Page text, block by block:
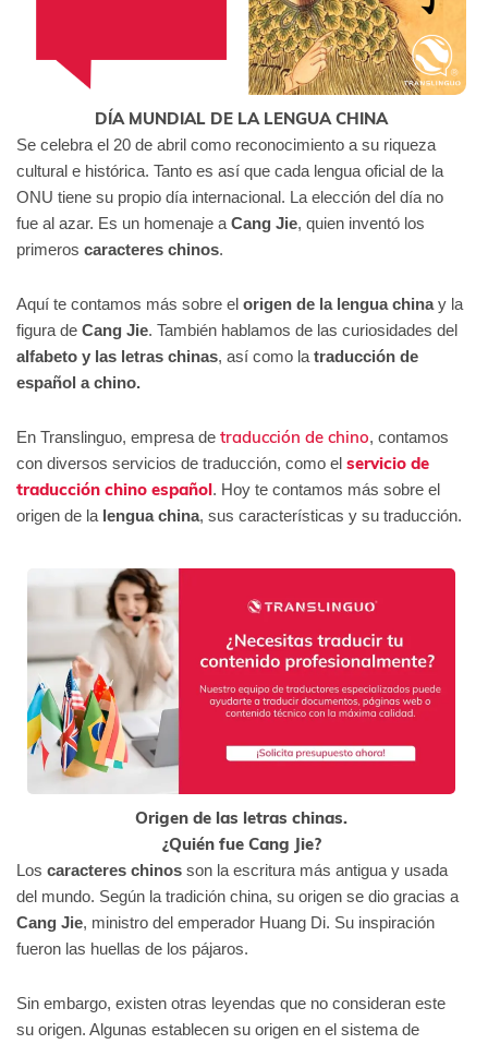
DÍA MUNDIAL DE LA LENGUA CHINA
Se celebra el 20 de abril como reconocimiento a su riqueza
cultural e histórica. Tanto es así que cada lengua oficial de la
ONU tiene su propio día internacional. La elección del día no
fue al azar. Es un homenaje a Cang Jie, quien inventó los
primeros caracteres chinos.
Aquí te contamos más sobre el origen de la lengua chinay la
figura de Cang Jie. También hablamos de las curiosidades del
alfabeto y las letras chinas, así como la traducción de
español a chino.
En Translinguo, empresa de traducción de chino, contamos
con diversos servicios de traducción, como el servicio de
traducción chino español. Hoy te contamos más sobre el
origen de la lengua china, sus características y su traducción.
Origen de las letras chinas.
¿Quién fue Cang Jie?
Los caracteres chinos son la escritura más antigua y usada
del mundo. Según la tradición china, su origen se dio gracias a
Cang Jie, ministro del emperador Huang Di. Su inspiración
fueron las huellas de los pájaros.
Sin embargo, existen otras leyendas que no consideran este
su origen. Algunas establecen su origen en el sistema de